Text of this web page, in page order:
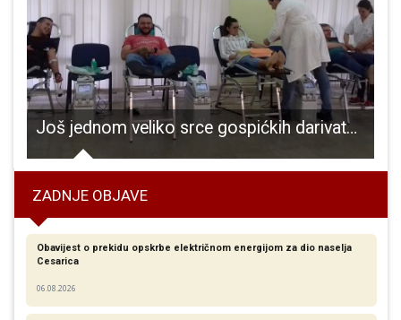
Još jednom veliko srce gospićkih darivatelja krvi, prikupljeno 147 doza tekućine koja život znači!!!
ZADNJE OBJAVE
Obavijest o prekidu opskrbe električnom energijom za dio naselja
Cesarica
06.08.2026